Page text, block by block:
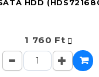
HDD
1 760 Ft